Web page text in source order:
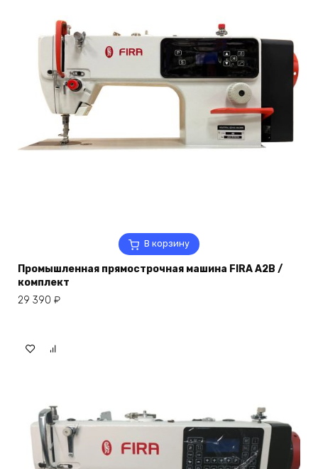
В корзину
Промышленная прямострочная машина FIRA A2B /
комплект
29 390 ₽